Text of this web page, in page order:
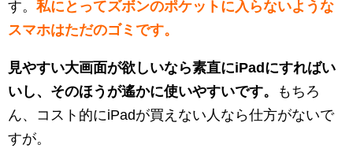
す。 私にとってズボンのポケットに入らないような
スマホはただのゴミです。
見やすい大画面が欲しいなら素直にiPadにすればい
いし、そのほうが遙かに使いやすいです。
もちろ
ん、コスト的にiPadが買えない人なら仕方がないで
すが。